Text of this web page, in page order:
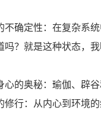
不确定性：在复杂系
吗？就是这种状态，
心的奥秘：瑜伽、辟
修行：从内心到环境